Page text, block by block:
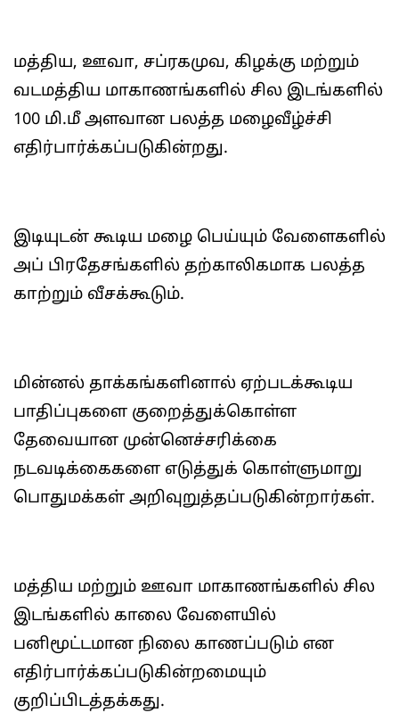
மத்திய, ஊவா, சப்ரகமுவ, கிழக்கு மற்றும்
வடமத்திய மாகாணங்களில் சில இடங்களில்
100 மி.மீ அளவான பலத்த மழைவீழ்ச்சி
எதிர்பார்க்கப்படுகின்றது.
இடியுடன் கூடிய மழை பெய்யும் வேளைகளில்
அப் பிரதேசங்களில் தற்காலிகமாக பலத்த
காற்றும் வீசக்கூடும்.
மின்னல் தாக்கங்களினால் ஏற்படக்கூடிய
பாதிப்புகளை குறைத்துக்கொள்ள
தேவையான முன்னெச்சரிக்கை
நடவடிக்கைகளை எடுத்துக் கொள்ளுமாறு
பொதுமக்கள் அறிவுறுத்தப்படுகின்றார்கள்.
மத்திய மற்றும் ஊவா மாகாணங்களில் சில
இடங்களில் காலை வேளையில்
பனிமூட்டமான நிலை காணப்படும் என
எதிர்பார்க்கப்படுகின்றமையும்
குறிப்பிடத்தக்கது.